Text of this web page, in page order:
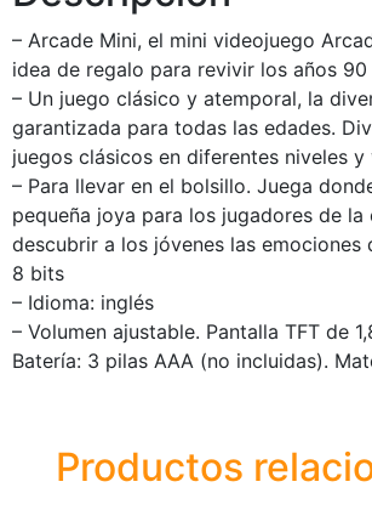
– Arcade Mini, el mini videojuego
idea de regalo para revivir los años 90
– Un juego clásico y atemporal, la
garantizada para todas las edades.
juegos clásicos en diferentes niveles y
– Para llevar en el bolsillo. Juega
pequeña joya para los jugadores de la
descubrir a los jóvenes las emociones
8 bits
– Idioma: inglés
– Volumen ajustable. Pantalla TFT de
Batería: 3 pilas AAA (no incluidas).
Productos